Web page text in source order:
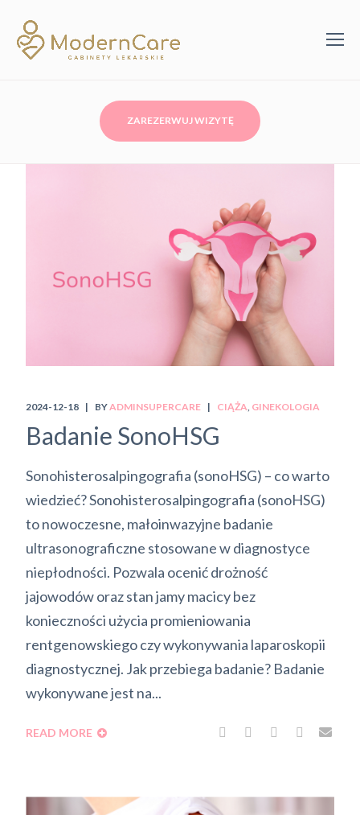
ZAREZERWUJ WIZYTĘ
2024-12-18 BYADMINSUPERCARE CIĄŻA GINEKOLOGIA
Badanie SonoHSG
Sonohisterosalpingografia (sonoHSG) – co warto
wiedzieć? Sonohisterosalpingografia (sonoHSG)
to nowoczesne, małoinwazyjne badanie
ultrasonograficzne stosowane w diagnostyce
niepłodności. Pozwala ocenić drożność
jajowodów oraz stan jamy macicy bez
konieczności użycia promieniowania
rentgenowskiego czy wykonywania laparoskopii
diagnostycznej. Jak przebiega badanie? Badanie
wykonywane jest na...
READ MORE